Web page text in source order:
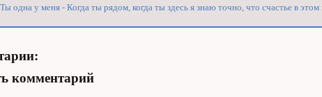
одна у меня - Когда ты рядом, когда ты здесь я знаю точно, что счастье в
комментарий